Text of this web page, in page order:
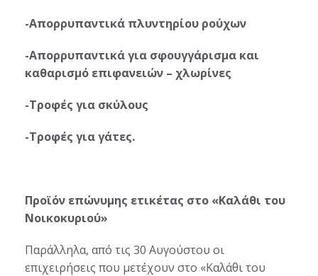
-Απορρυπαντικά πλυντηρίου ρούχων
-Απορρυπαντικά για σφουγγάρισμα και
καθαρισμό επιφανειών – χλωρίνες
-Τροφές για σκύλους
-Τροφές για γάτες.
Προϊόν επώνυμης ετικέτας στο «Καλάθι του
Νοικοκυριού»
Παράλληλα, από τις 30 Αυγούστου οι
επιχειρήσεις που μετέχουν στο «Καλάθι του